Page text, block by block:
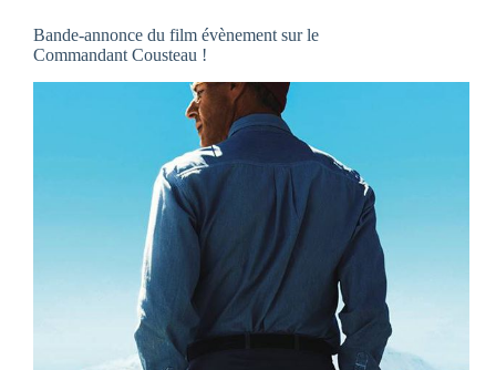
Bande-annonce du film évènement sur le
Commandant Cousteau !